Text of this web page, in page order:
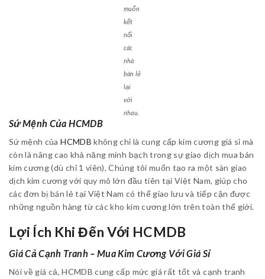
muốn
kết
nối
các
nhà
bán lẻ
lại
với
nhau.
Sứ Mệnh Của HCMDB
Sứ mệnh củaHCMDB không chỉ là cung cấp kim cương giá sỉ mà
còn là nâng cao khả năng minh bạch trong sự giao dịch mua bán
kim cương (dù chỉ 1 viên). Chúng tôi muốn tạo ra một sàn giao
dịch kim cương với quy mô lớn đầu tiên tại Việt Nam, giúp cho
các đơn bị bán lẻ tại Việt Nam có thể giao lưu và tiếp cận được
những nguồn hàng từ các kho kim cương lớn trên toàn thế giới.
Lợi Ích Khi Đến Với HCMDB
Giá Cả Cạnh Tranh – Mua Kim Cương Với Giá Sỉ
Nói về giá cả, HCMDB cung cấp mức giá rất tốt và cạnh tranh